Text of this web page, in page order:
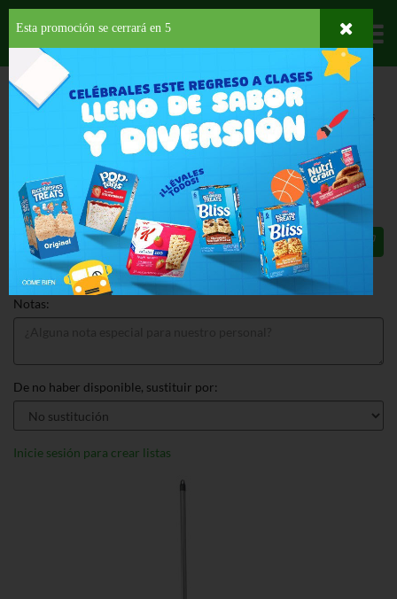
Departamentos
HOGAR, SALUD Y BELLEZA PRODUCTOS PARA LIMPIEZA
ESCOBAS
CASA LIMPIA ESCOBA COLOR
CASA LIMPIA ESCOBA COLOR 1 EA
$2.19
Total: $2.19
Notas:
De no haber disponible, sustituir por:
Inicie sesión para crear listas
Esta promoción se cerrará en 4